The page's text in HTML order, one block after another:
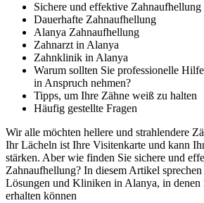
Sichere und effektive Zahnaufhellung
Dauerhafte Zahnaufhellung
Alanya Zahnaufhellung
Zahnarzt in Alanya
Zahnklinik in Alanya
Warum sollten Sie professionelle
in Anspruch nehmen?
Tipps, um Ihre Zähne weiß zu halten
Häufig gestellte Fragen
Wir alle möchten hellere und strahlendere
Ihr Lächeln ist Ihre Visitenkarte und kann
stärken. Aber wie finden Sie sichere und
Zahnaufhellung? In diesem Artikel
Lösungen und Kliniken in Alanya, in denen
erhalten können